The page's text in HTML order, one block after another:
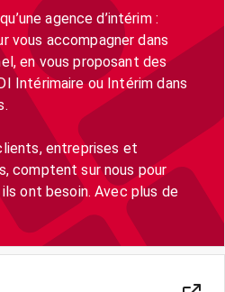
agence d’intérim :
vous accompagner dans
en vous proposant des
Intérimaire ou Intérim dans
entreprises et
comptent sur nous pour
ont besoin. Avec plus de